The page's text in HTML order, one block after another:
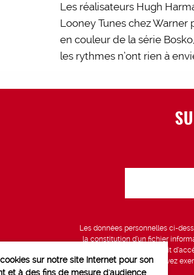
Les réalisateurs Hugh
Looney Tunes chez Warner
en couleur de la série
les rythmes n’ont rien à
Les données personnelles ci-
la constitution d’un fichier
vous bénéficiez d’un droit
données, que vous pouvez
sur notre site Internet pour son
et à des fins de mesure d'audience